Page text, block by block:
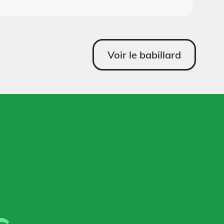
Voir le babillard